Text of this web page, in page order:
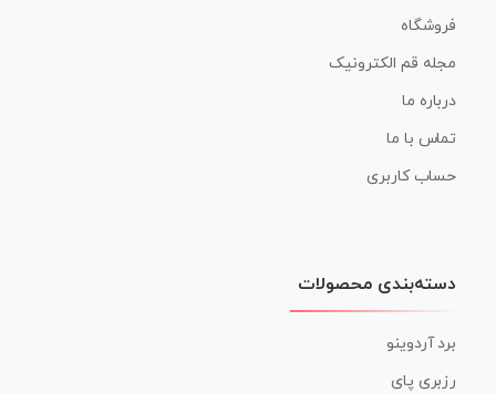
فروشگاه
مجله قم الکترونیک
درباره ما
تماس با ما
حساب کاربری
دسته‌بندی محصولات
برد آردوینو
رزبری پای